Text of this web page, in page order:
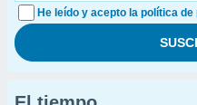
He leído y acepto la política